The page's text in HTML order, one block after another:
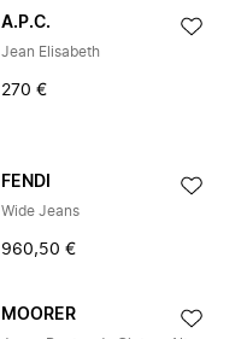
A.P.C.
Jean Elisabeth
270 €
FENDI
Wide Jeans
960,50 €
MOORER